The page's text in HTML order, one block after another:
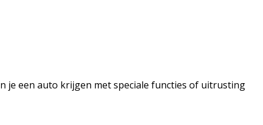
je een auto krijgen met speciale functies of uitrusting